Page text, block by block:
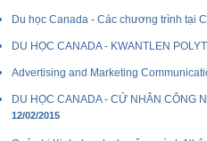
Du học Canada - Các chương trình tại
DU HỌC CANADA - KWANTLEN
Advertising and Marketing
DU HỌC CANADA - CỬ NHÂN CÔNG
12/02/2015